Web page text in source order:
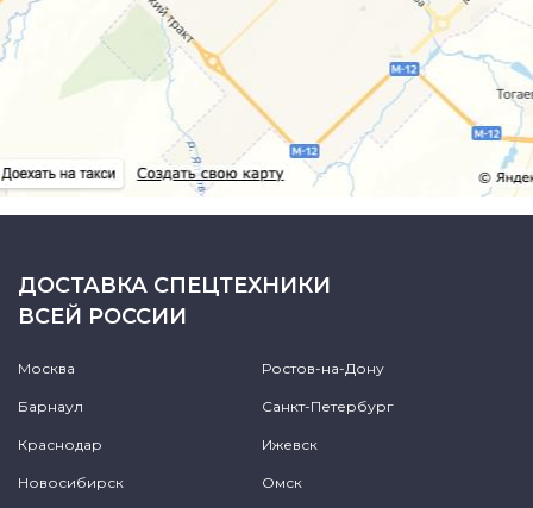
ДОСТАВКА СПЕЦТЕХНИКИ
ВСЕЙ РОССИИ
Москва Ростов-на-Дону
Барнаул Санкт-Петербург
Краснодар Ижевск
Новосибирск Омск